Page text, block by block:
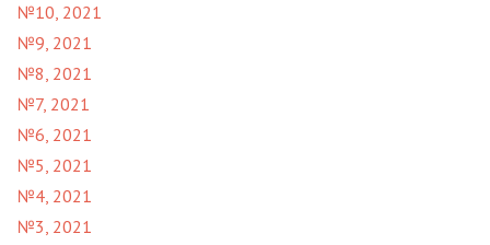
№10, 2021
№9, 2021
№8, 2021
№7, 2021
№6, 2021
№5, 2021
№4, 2021
№3, 2021